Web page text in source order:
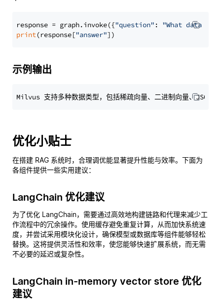
response = graph.invoke({"question" : "What data
print(response["answer"
示例输出
优化小贴士
在搭建 RAG 系统时，合理调优能显著提升性能与效率。下面为
各组件提供一些实用建议：
LangChain 优化建议
为了优化 LangChain，需要通过高效地构建链路和代理来减少工
作流程中的冗余操作。使用缓存避免重复计算，从而加快系统速
度，并尝试采用模块化设计，确保模型或数据库等组件能够轻松
替换。这将提供灵活性和效率，使您能够快速扩展系统，而无需
不必要的延迟或复杂性。
LangChain in-memory vector store 优化
建议